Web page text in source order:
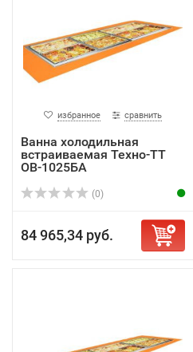
избранное сравнить
Ванна холодильная
встраиваемая Техно-ТТ
ОВ-1025БА
(0)
84 965,34 руб.